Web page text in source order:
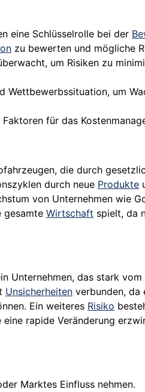
eine Schlüsselrolle bei der
zu bewerten und mögliche
um Risiken zu
um
für das
die durch
durch neue Produkte
von Unternehmen wie
gesamte Wirtschaft spielt, da
Unternehmen, das stark
Unsicherheiten verbunden, da
Ein weiteres Risiko
rapide Veränderung
Marktes Einfluss nehmen.